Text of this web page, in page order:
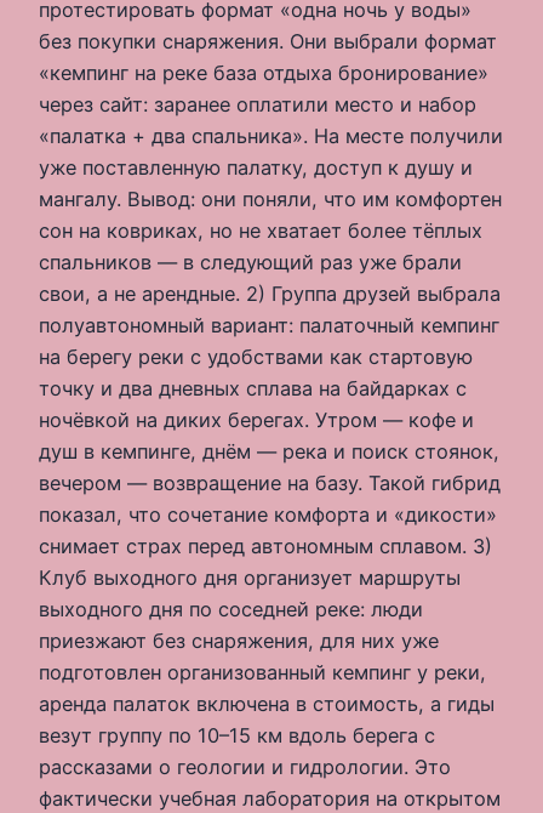
протестировать формат «одна ночь у воды»
без покупки снаряжения. Они выбрали формат
«кемпинг на реке база отдыха бронирование»
через сайт: заранее оплатили место и набор
«палатка + два спальника». На месте получили
уже поставленную палатку, доступ к душу и
мангалу. Вывод: они поняли, что им комфортен
сон на ковриках, но не хватает более тёплых
спальников — в следующий раз уже брали
свои, а не арендные. 2) Группа друзей выбрала
полуавтономный вариант: палаточный кемпинг
на берегу реки с удобствами как стартовую
точку и два дневных сплава на байдарках с
ночёвкой на диких берегах. Утром — кофе и
душ в кемпинге, днём — река и поиск стоянок,
вечером — возвращение на базу. Такой гибрид
показал, что сочетание комфорта и «дикости»
снимает страх перед автономным сплавом. 3)
Клуб выходного дня организует маршруты
выходного дня по соседней реке: люди
приезжают без снаряжения, для них уже
подготовлен организованный кемпинг у реки,
аренда палаток включена в стоимость, а гиды
везут группу по 10–15 км вдоль берега с
рассказами о геологии и гидрологии. Это
фактически учебная лаборатория на открытом